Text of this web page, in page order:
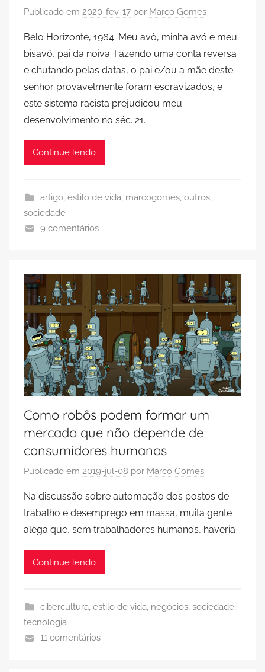
Publicado em 2020-fev-17 por Marco Gomes
Belo Horizonte, 1964. Meu avô, minha avó e meu
bisavô, pai da noiva. Fazendo uma conta reversa
e chutando pelas datas, o pai e/ou a mãe deste
senhor provavelmente foram escravizados, e
este sistema racista prejudicou meu
desenvolvimento no séc. 21.
Continue lendo
artigo, estilo de vida, marcogomes, outros,
sociedade
9 comentários
Como robôs podem formar um
mercado que não depende de
consumidores humanos
Publicado em 2019-jul-08 por Marco Gomes
Na discussão sobre automação dos postos de
trabalho e desemprego em massa, muita gente
alega que, sem trabalhadores humanos, haveria
Continue lendo
cibercultura, estilo de vida, negócios, sociedade,
tecnologia
11 comentários